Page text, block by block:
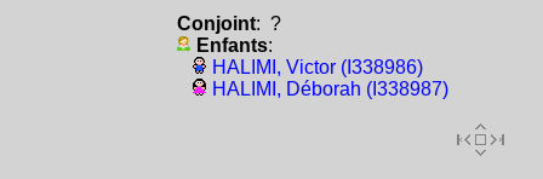
Conjoint: ?
Enfants:
HALIMI, Victor (I338986)
HALIMI, Déborah (I338987)